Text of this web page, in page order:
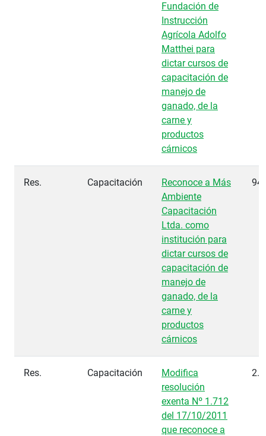
Fundación de
Instrucción
Agrícola Adolfo
Matthei para
dictar cursos de
capacitación de
manejo de
ganado, de la
carne y
productos
cárnicos
Res. Capacitación
Reconoce a Más
Ambiente
Capacitación
Ltda. como
institución para
dictar cursos de
capacitación de
manejo de
ganado, de la
carne y
productos
cárnicos
Res. Capacitación
Modifica
resolución
exenta Nº 1.712
del 17/10/2011
que reconoce a